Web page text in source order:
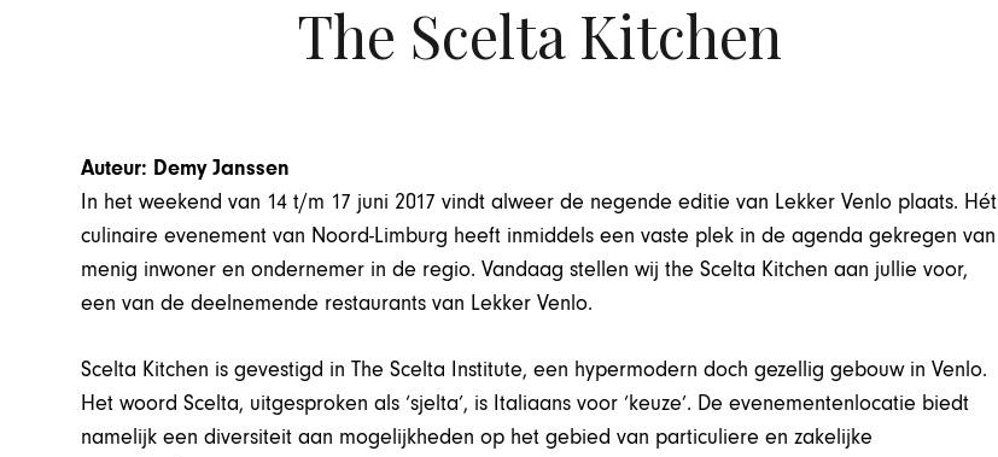
The Scelta Kitchen
Auteur: Demy Janssen
In het weekend van 14 t/m 17 juni 2017 vindt alweer de negende editie van Lekker Venlo plaats. Hét
culinaire evenement van Noord-Limburg heeft inmiddels een vaste plek in de agenda gekregen van
menig inwoner en ondernemer in de regio. Vandaag stellen wij the Scelta Kitchen aan jullie voor,
een van de deelnemende restaurants van Lekker Venlo.
Scelta Kitchen is gevestigd in The Scelta Institute, een hypermodern doch gezellig gebouw in Venlo.
Het woord Scelta, uitgesproken als ‘sjelta’, is Italiaans voor ‘keuze’. De evenementenlocatie biedt
namelijk een diversiteit aan mogelijkheden op het gebied van particuliere en zakelijke